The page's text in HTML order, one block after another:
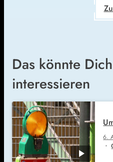
Das könnte
interessieren
6.